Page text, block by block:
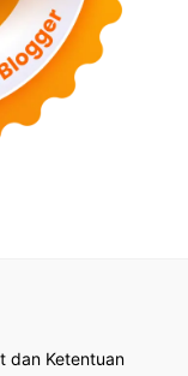
dan Ketentuan